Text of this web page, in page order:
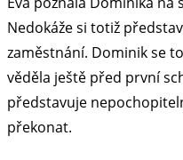
Nedokáže si totiž
zaměstnání. Dominik se
věděla ještě před první
představuje
překonat.